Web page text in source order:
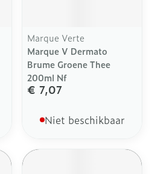
Marque Verte
Marque V Dermato
Brume Groene Thee
200ml Nf
€ 7,07
Niet beschikbaar